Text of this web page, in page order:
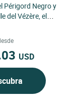
Périgord Negro y
del Vézère, el
USD